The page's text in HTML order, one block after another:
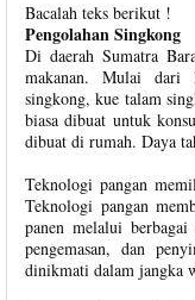
Bacalah teks berikut !
Pengolahan Singkong
Di daerah Sumatra
makanan. Mulai dari
singkong, kue talam
biasa dibuat untuk
dibuat di rumah. Daya
Teknologi pangan
Teknologi pangan
panen melalui
pengemasan, dan
dinikmati dalam jangka